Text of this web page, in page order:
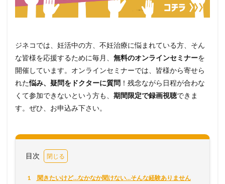
ジネコでは、妊活中の方、不妊治療に悩まれている方、そん
な皆様を応援するために毎月、 無料のオンラインセミナーを
開催しています。オンラインセミナーでは、皆様から寄せら
れた悩み、疑問をドクターに質問 ！残念ながら日程が合わな
くて参加できないという方も、 期間限定で録画視聴できま
す。ぜひ、お申込み下さい。
目次
1
聞きたいけど…なかなか聞けない…そんな経験ありません